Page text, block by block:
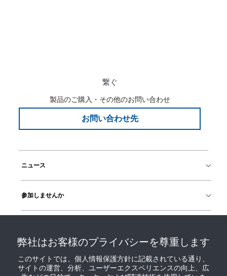
繋ぐ
製品のご購入・その他のお問い合わせ
お問い合わせ先
ニュース
参加しませんか
弊社はお客様のプライバシーを尊重します
このサイトでは、個人情報保護方針に記載されている通り、
サイトの運営、分析、ユーザーエクスペリエンスの向上、広